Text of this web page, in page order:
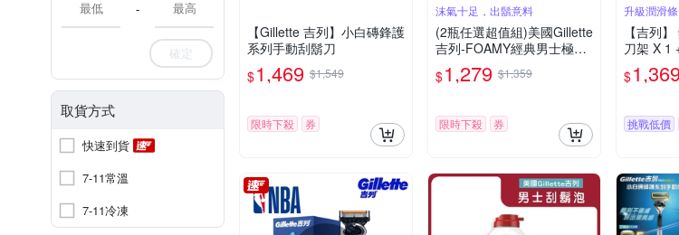
-
確定
取貨方式
快速到貨
7-11常溫
7-11冷凍
【Gillette 吉列】小白磚鋒護
系列手動刮鬍刀
$1,469 $1,549
限時下殺 券
沫氣十足，出鬍意料
(2瓶任選超值組)美國Gillette
吉列-FOAMY經典男士極淨
滑順溫和滋潤刮鬍泡311g/
瓶(軟化鬍根刮除鬍鬚修容泡
性潔顏舒適綿密修鬍劑)
$1,279 $1,359
限時下殺 券
升級潤滑
【吉列
刀架 X 1
$
挑戰低價